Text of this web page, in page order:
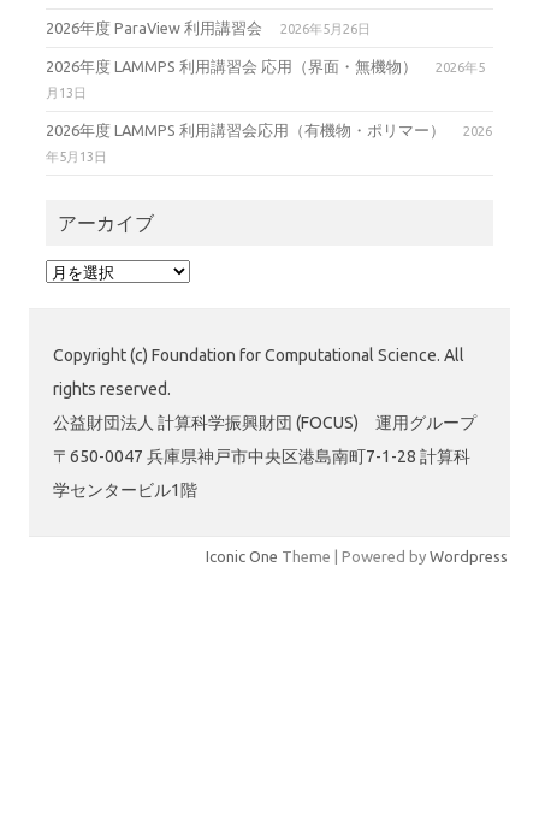
2026年度 ParaView 利用講習会 2026年5月26日
2026年度 LAMMPS 利用講習会 応用（界面・無機物）
2026年5
月13日
2026年度 LAMMPS 利用講習会応用（有機物・ポリマー）
2026
年5月13日
アーカイブ
ア
ブ
Copyright (c) Foundation for Computational Science. All
rights reserved.
公益財団法人 計算科学振興財団 (FOCUS) 運用グループ
〒650-0047 兵庫県神戸市中央区港島南町7-1-28 計算科
学センタービル1階
Iconic One Theme | Powered by Wordpress